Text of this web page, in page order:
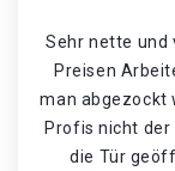
Sehr nette und
Preisen
man abgezockt
Profis nicht der
die Tür